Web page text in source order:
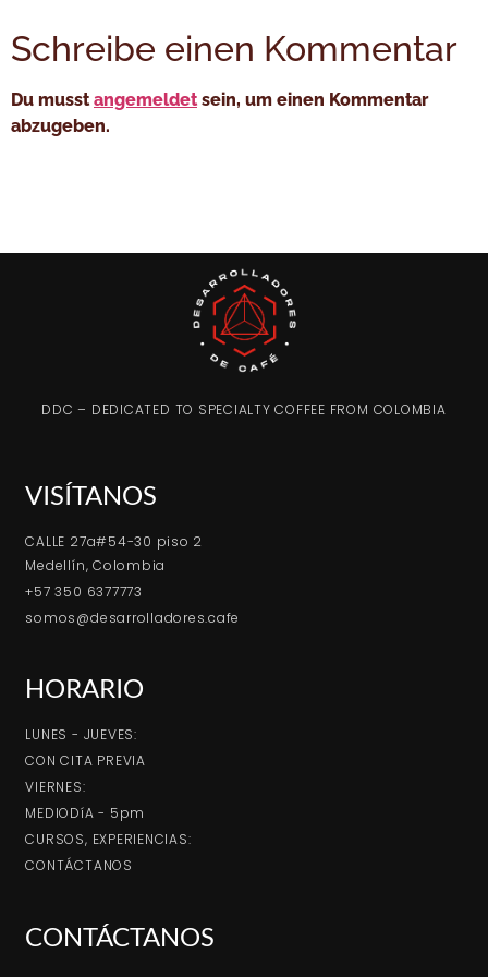
Schreibe einen Kommentar
Du musstangemeldetsein, um einen Kommentar
abzugeben.
DDC – DEDICATED TO SPECIALTY COFFEE FROM COLOMBIA
VISÍTANOS
CALLE 27a#54-30 piso 2
Medellín, Colombia
+57 350 6377773
somos@desarrolladores.cafe
HORARIO
LUNES - JUEVES:
CON CITA PREVIA
VIERNES:
MEDIODíA - 5pm
CURSOS, EXPERIENCIAS:
CONTÁCTANOS
CONTÁCTANOS